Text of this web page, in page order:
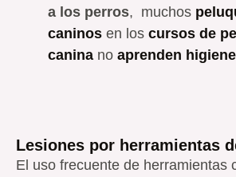
a los perros, muchos
caninosen los cursos de
caninano aprenden
Lesiones por herramientas
El uso frecuente de herramientas